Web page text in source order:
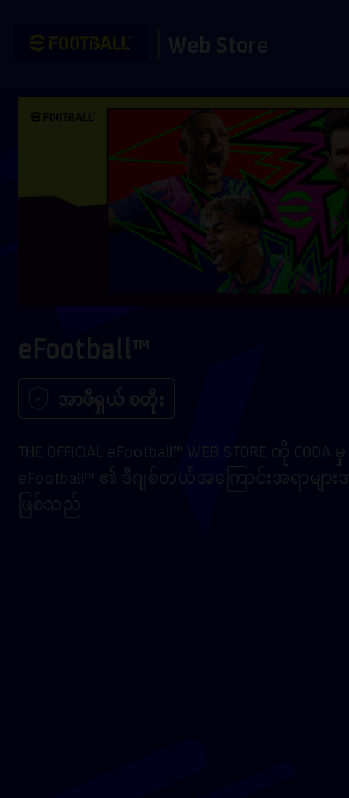
eFootball™
အာဖိရှယ် စတိုး
THE OFFICIAL eFootball™ WEB STORE ကို
eFootball™ ၏ ဒီဂျစ်တယ်အကြောင်းအရာမျ
ဖြစ်သည်